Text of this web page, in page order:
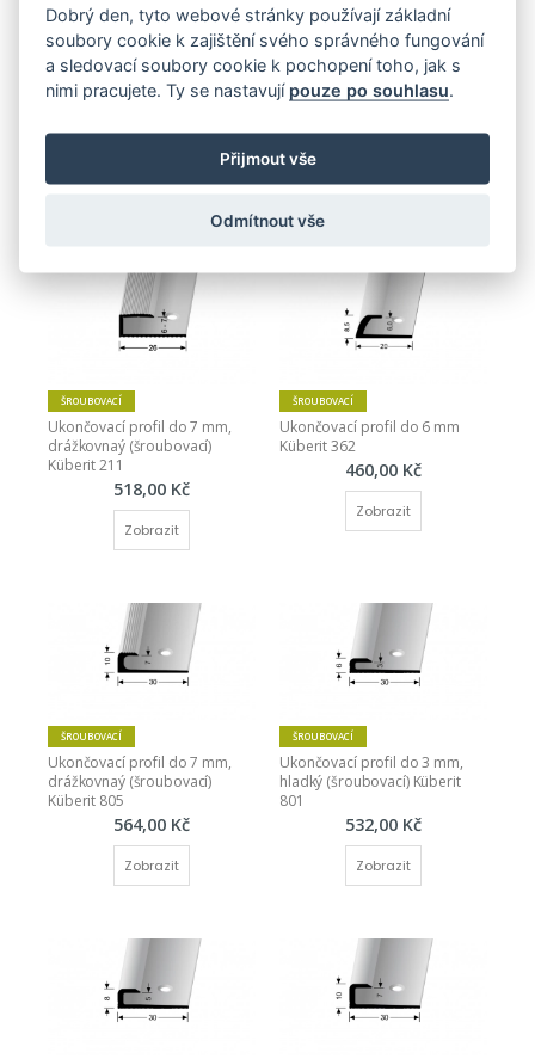
Ukončovací profil pro krytinu
515,00 Kč
ŠROUBOVACÍ
Ukončovací profil - pro
do 5 mm (šroubovací)
ŠROUBOVACÍ
Ukončovací profil do 7 mm,
drážkovnaý (šroubovací)
Küberit 211
518,00 Kč
Zobrazit
ŠROUBOVACÍ
Ukončovací profil do 6 mm
Küberit 362
460,00 Kč
Zobrazit
ŠROUBOVACÍ
Ukončovací profil do 7 mm,
drážkovnaý (šroubovací)
Küberit 805
564,00 Kč
Zobrazit
ŠROUBOVACÍ
Ukončovací profil do 3 mm,
hladký (šroubovací) Küberit
801
532,00 Kč
Zobrazit
Dobrý den, tyto webové stránky používají základní
soubory cookie k zajištění svého správného fungování
a sledovací soubory cookie k pochopení toho, jak s
nimi pracujete. Ty se nastavují pouze po souhlasu
Přijmout vše
Odmítnout vše